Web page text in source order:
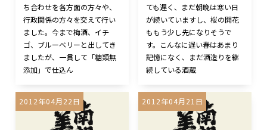
ち合わせを各方面の方々や、
行政関係の方々を交えて行い
ました。今まで梅酒、イチ
ゴ、ブルーベリーと出してき
ましたが、一貫して「糖類無
添加」で仕込ん
ても遅く、まだ朝晩は寒い日
が続いていますし、桜の開花
ももう少し先になりそうで
す。こんなに遅い春はあまり
記憶になく、まだ酒造りを継
続している酒蔵
2012年04月22日 2012年04月21日